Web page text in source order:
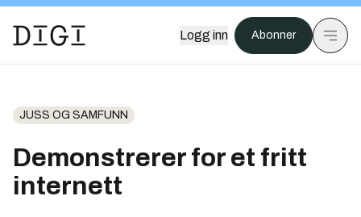
Logg inn Abonner
JUSS OG SAMFUNN
Demonstrerer for et fritt
internett